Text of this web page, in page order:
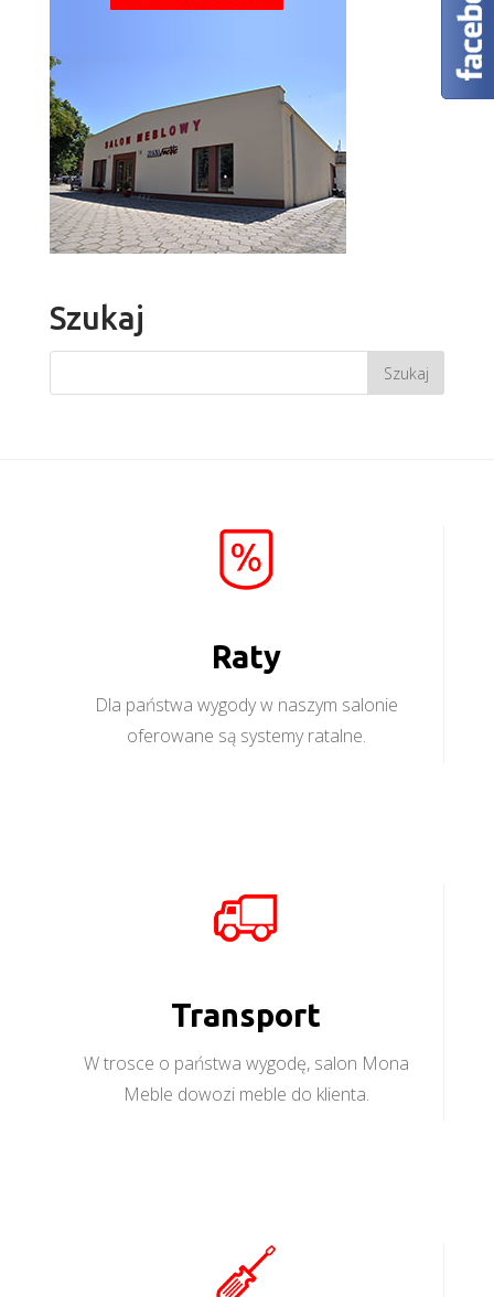
Szukaj
Raty
Dla państwa wygody w naszym salonie
oferowane są systemy ratalne.
Transport
W trosce o państwa wygodę, salon Mona
Meble dowozi meble do klienta.